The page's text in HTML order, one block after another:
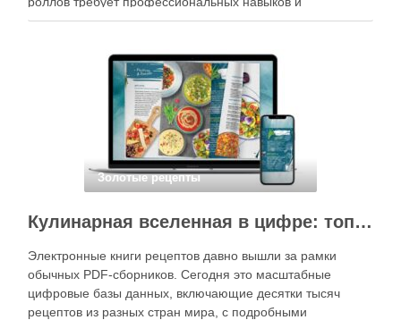
специального оборудования, однако на практике сделать
кухне. Главное — …
Золотые рецепты
Кулинарная вселенная в цифре: топ-3 самых больших электронных книг рецептов
Электронные книги рецептов давно вышли за рамки
обычных PDF-сборников. Сегодня это масштабные
цифровые базы данных, включающие десятки тысяч
рецептов из разных стран мира, с подробными